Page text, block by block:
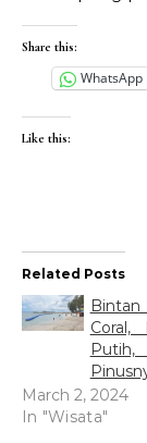
Share this:
WhatsApp
Like this:
Related Posts
Coral,
March 2, 2024
In "Wisata"